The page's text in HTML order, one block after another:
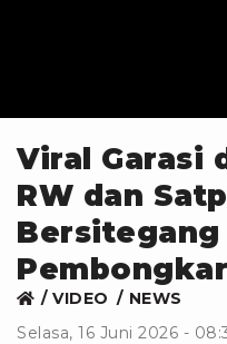
Viral Garasi
RW dan
Bersitegang
VIDEO
NEWS
Selasa, 16 Juni 2026 -